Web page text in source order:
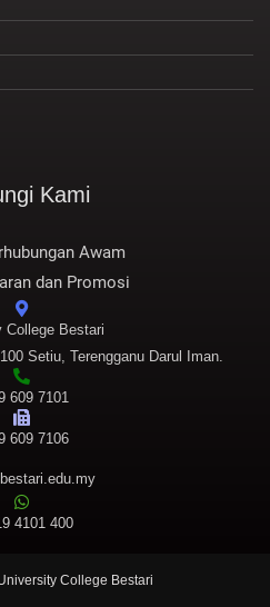
Kami
Awam
dan Promosi
College Bestari
Setiu, Terengganu Darul Iman.
609 7101
609 7106
4101 400
College Bestari